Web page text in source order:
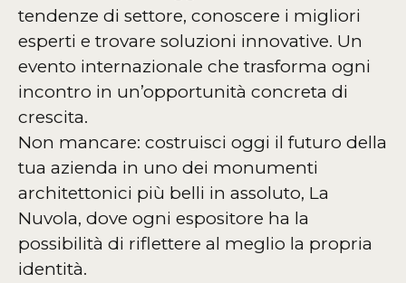
tendenze di settore, conoscere i migliori
esperti e trovare soluzioni innovative. Un
evento internazionale che trasforma ogni
incontro in un’opportunità concreta di
crescita.
Non mancare: costruisci oggi il futuro della
tua azienda in uno dei monumenti
architettonici più belli in assoluto, La
Nuvola, dove ogni espositore ha la
possibilità di riflettere al meglio la propria
identità.